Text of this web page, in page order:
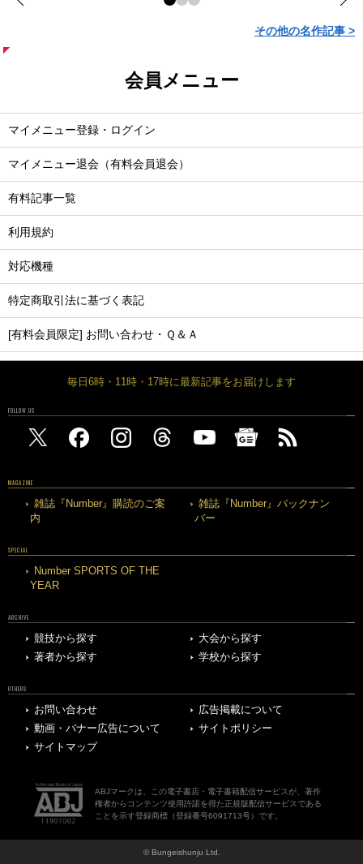
その他の名作記事 >
会員メニュー
マイメニュー登録・ログイン
マイメニュー退会（有料会員退会）
有料記事一覧
利用規約
対応機種
特定商取引法に基づく表記
[有料会員限定] お問い合わせ・Ｑ＆Ａ
毎日6時・11時・17時に最新記事をお届けします
FOLLOW US
MAGAZINE
雑誌『Number』購読のご案
内
雑誌『Number』バックナン
バー
SPECIAL
Number SPORTS OF THE
YEAR
ARCHIVE
競技から探す
大会から探す
著者から探す
学校から探す
OTHERS
お問い合わせ
広告掲載について
動画・バナー広告について
サイトポリシー
サイトマップ
ABJマークは、この電子書店・電子書籍配信サービスが、著作
権者からコンテンツ使用許諾を得た正規版配信サービスである
ことを示す登録商標（登録番号6091713号）です。
© Bungeishunju Ltd.